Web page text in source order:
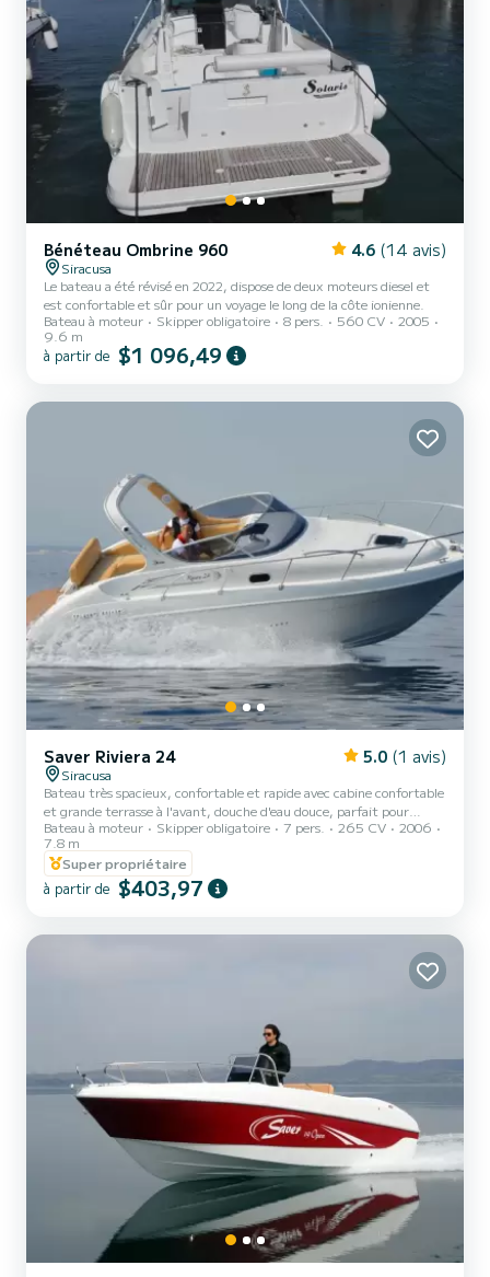
Bénéteau Ombrine 960 4.6 (14 avis)
Siracusa
Le bateau a été révisé en 2022, dispose de deux moteurs diesel et
est confortable et sûr pour un voyage le long de la côte ionienne.
Bateau à moteur
Skipper obligatoire 8 pers. 560 CV
2005
9.6 m
à partir de $1 096,49
Saver Riviera 24 5.0 (1 avis)
Siracusa
Bateau très spacieux, confortable et rapide avec cabine confortable
et grande terrasse à l'avant, douche d'eau douce, parfait pour
profiter de la beauté de la mer de Syracuse, profiter de ses eaux
cristallines, être embrassé par le soleil doucement bercé par les
vagues .
Bateau à moteur Skipper obligatoire 7 pers. 265 CV
2006
7.8 m
Super propriétaire
à partir de $403,97